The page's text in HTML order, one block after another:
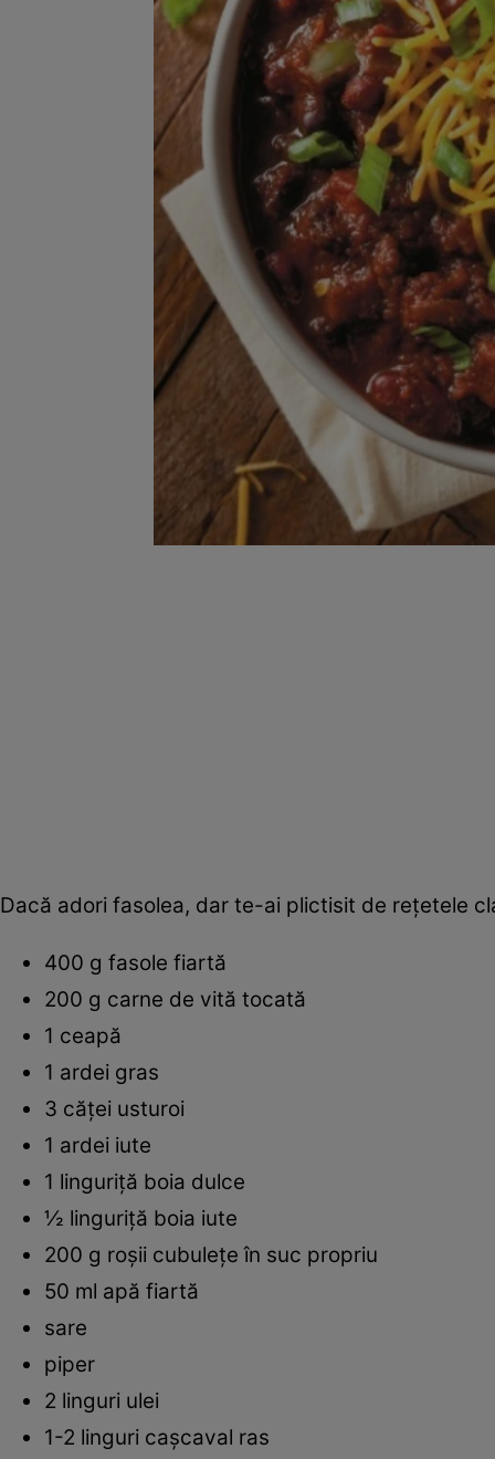
Dacă adori fasolea, dar te-ai plictisit de reţetele
400 g fasole fiartă
200 g carne de vită tocată
1 ceapă
1 ardei gras
3 căţei usturoi
1 ardei iute
1 linguriţă boia dulce
½ linguriţă boia iute
200 g roşii cubuleţe în suc propriu
50 ml apă fiartă
sare
piper
2 linguri ulei
1-2 linguri caşcaval ras